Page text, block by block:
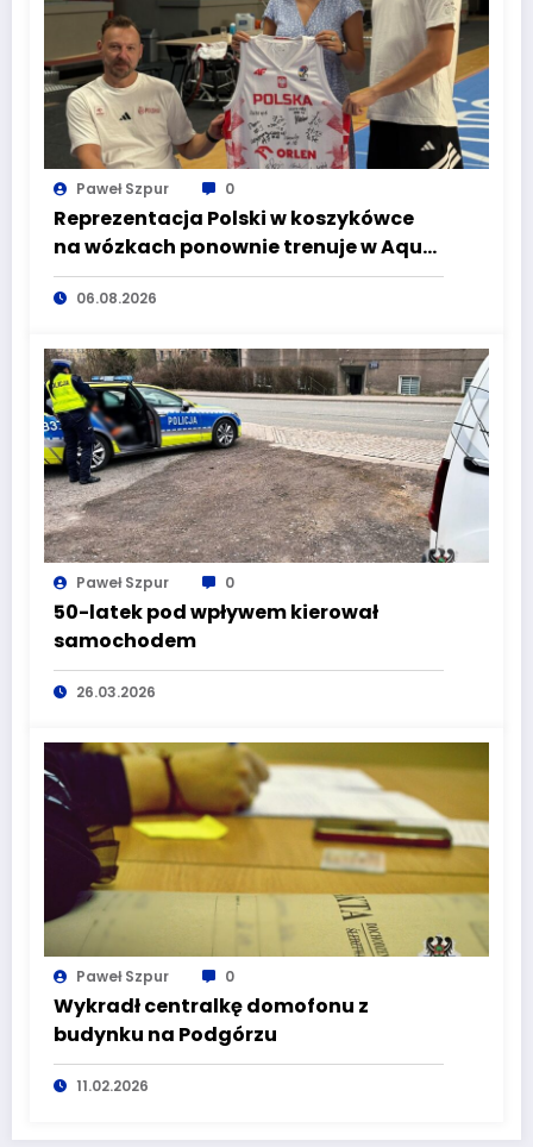
Paweł Szpur 0
Reprezentacja Polski w koszykówce
na wózkach ponownie trenuje w Aqua
Zdrój Wałbrzych. Przed Biało-
Czerwonymi Mistrzostwa Świata
06.08.2026
Paweł Szpur 0
50-latek pod wpływem kierował
samochodem
26.03.2026
Paweł Szpur 0
Wykradł centralkę domofonu z
budynku na Podgórzu
11.02.2026